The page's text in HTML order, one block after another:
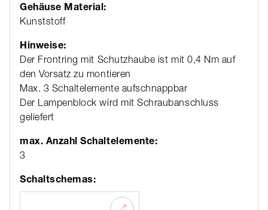
Gehäuse Material:
Kunststoff
Hinweise:
Der Frontring mit Schutzhaube ist mit 0,4 Nm auf
den Vorsatz zu montieren
Max. 3 Schaltelemente aufschnappbar
Der Lampenblock wird mit Schraubanschluss
geliefert
max. Anzahl Schaltelemente:
3
Schaltschemas: